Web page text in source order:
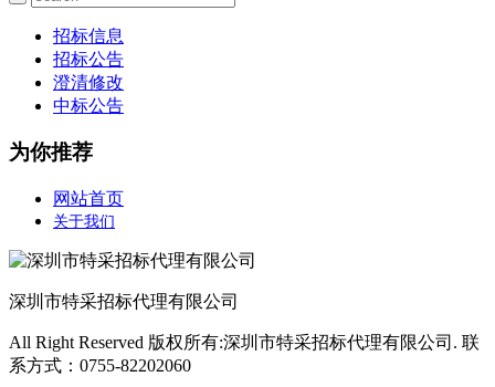
招标信息
招标公告
澄清修改
中标公告
为你推荐
网站首页
关于我们
深圳市特采招标代理有限公司
All Right Reserved 版权所有:深圳市特采招标代理有限公司. 联
系方式：0755-82202060